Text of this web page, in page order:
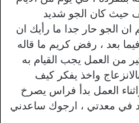
حيث كان الجو شديد
الجو حار جدا ما رأيك ان
بعد ، رفض كريم ما قاله
من العمل يجب القيام به
واخذ يفكر كيف
العمل بدأ فراس يصرخ
في معدتي ، ارجوك ساعدني